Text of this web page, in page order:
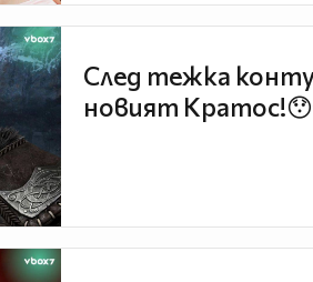
След тежка
новият